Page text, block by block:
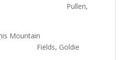
Mountain
Goldie